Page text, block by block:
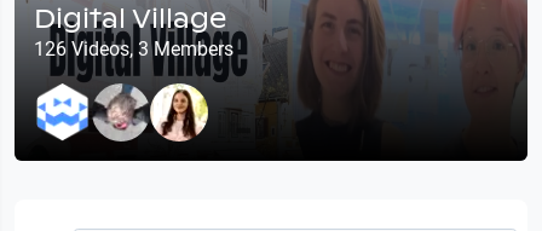
Digital Village
126 Videos, 3 Members